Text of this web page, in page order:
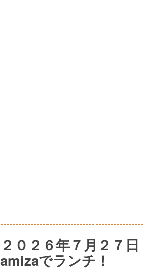
２０２６年７月２７日
amizaでランチ！